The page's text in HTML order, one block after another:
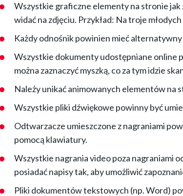
Wszystkie graficzne elementy na stronie jak
widać na zdjęciu. Przykład: Na troje
Każdy odnośnik powinien mieć
Wszystkie dokumenty udostępniane online
można zaznaczyć myszką, co za tym idzie
Należy unikać animowanych elementów na
Wszystkie pliki dźwiękowe powinny być
Odtwarzacze umieszczone z nagraniami
pomocą klawiatury.
Wszystkie nagrania video poza nagraniami
posiadać napisy tak, aby umożliwić
Pliki dokumentów tekstowych (np. Word)